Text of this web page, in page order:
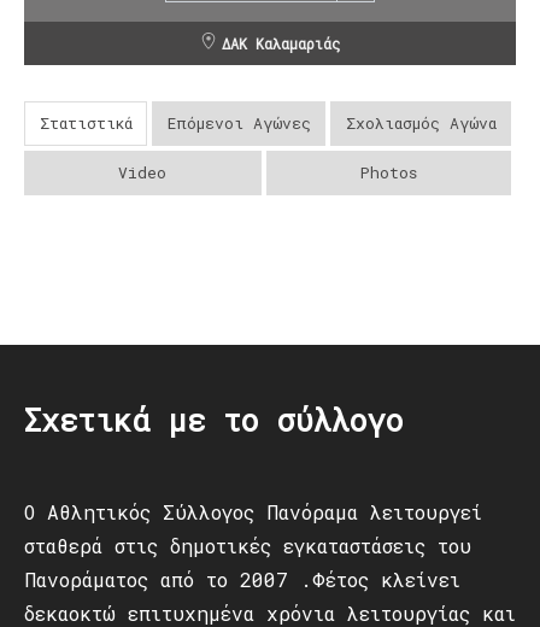
ΔΑΚ Καλαμαριάς
Στατιστικά Επόμενοι Αγώνες Σχολιασμός Αγώνα
Video Photos
Σχετικά με το σύλλογο
Ο Αθλητικός Σύλλογος Πανόραμα λειτουργεί
σταθερά στις δημοτικές εγκαταστάσεις του
Πανοράματος από το 2007 .Φέτος κλείνει
δεκαοκτώ επιτυχημένα χρόνια λειτουργίας και